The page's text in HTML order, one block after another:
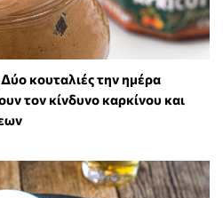
κουταλιές την ημέρα
τον κίνδυνο καρκίνου και